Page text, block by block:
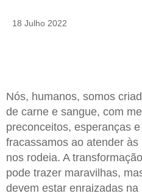
18 Julho 2022
Nós, humanos, somos
de carne e sangue, com
preconceitos, esperanças
fracassamos ao atender
nos rodeia. A
pode trazer maravilhas,
devem estar enraizadas